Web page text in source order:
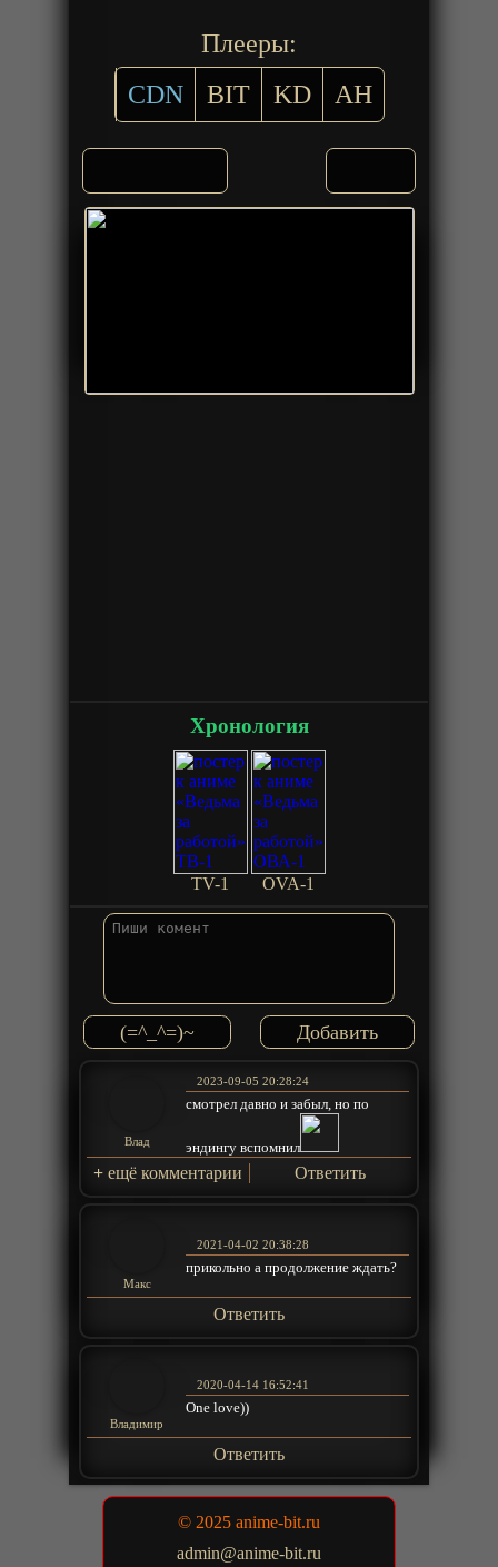
Плееры:
CDN
BIT KD AH
Хронология
TV-1 OVA-1
(=^_^=)~
Влад
2023-09-05 20:28:24
смотрел давно и забыл, но по
эндингу вспомнил
+ ещё комментарии Ответить
Макс
2021-04-02 20:38:28
прикольно а продолжение ждать?
Ответить
Владимир
2020-04-14 16:52:41
One love))
Ответить
© 2025 anime-bit.ru
admin@anime-bit.ru